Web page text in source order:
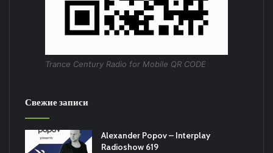
Trance Century Radio for Mobile QR CODE
Свежие записи
Alexander Popov – Interplay
Radioshow 619